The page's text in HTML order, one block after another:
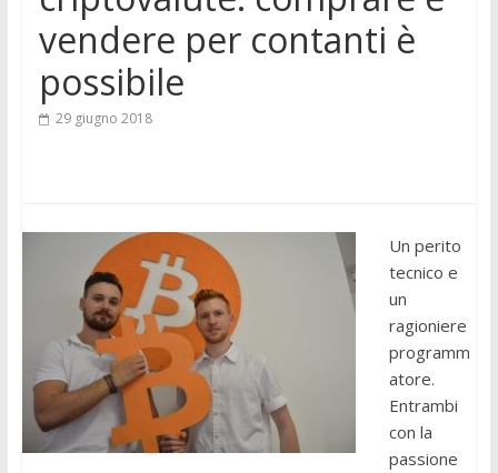
vendere per contanti è
possibile
29 giugno 2018
Un perito
tecnico e
un
ragioniere
programm
atore.
Entrambi
con la
passione